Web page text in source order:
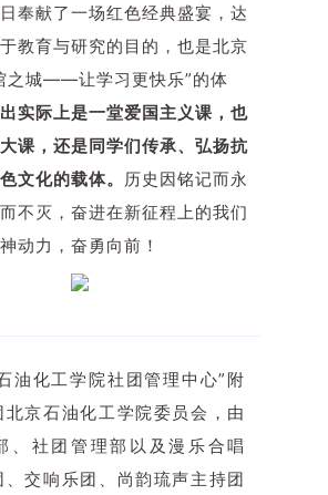
奉献了一场红色经典盛宴，达
教育与研究的目的，也是北京
之城——让学习更快乐”的体
实际上是一堂爱国主义课，也
课，还是同学们传承、弘扬抗
文化的载体。
历史因铭记而永
不灭，奋进在新征程上的我们
动力，奋勇向前！
油化工学院社团管理中心”附
北京石油化工学院委员会，由
、社团管理部以及漫乐合唱
、交响乐团、尚韵琉声主持团